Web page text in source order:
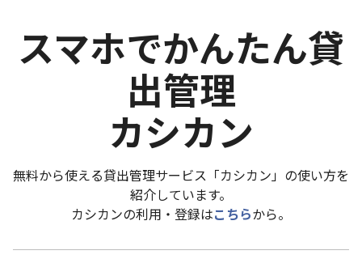
スマホでかんたん貸
出管理
カシカン
無料から使える貸出管理サービス「カシカン」の使い方を
紹介しています。
カシカンの利用・登録はこちらから。